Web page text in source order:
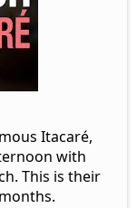
Itacaré,
with
This is their